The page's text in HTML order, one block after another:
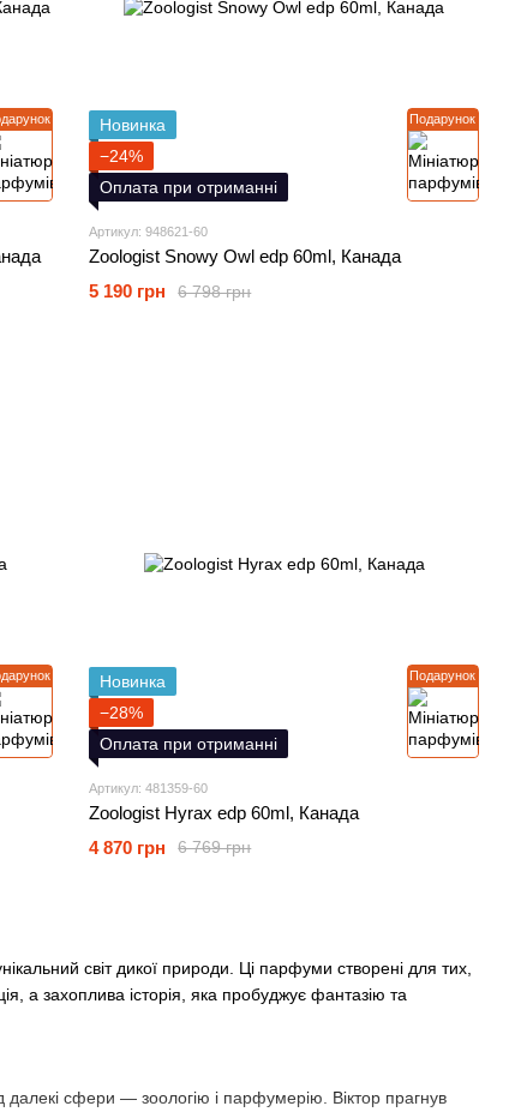
світ дикої природи. Ці парфуми створені для тих,
а захоплива історія, яка пробуджує фантазію та
далекі сфери — зоологію і парфумерію. Віктор прагнув
Подарунок
Новинка
−24%
Оплата при отриманні
Артикул: 948621-60
Zoologist Snowy Owl edp 60ml, Канада
6 798 грн
5 190 грн
Подарунок
Новинка
−28%
Оплата при отриманні
Артикул: 481359-60
Zoologist Hyrax edp 60ml, Канада
6 769 грн
4 870 грн